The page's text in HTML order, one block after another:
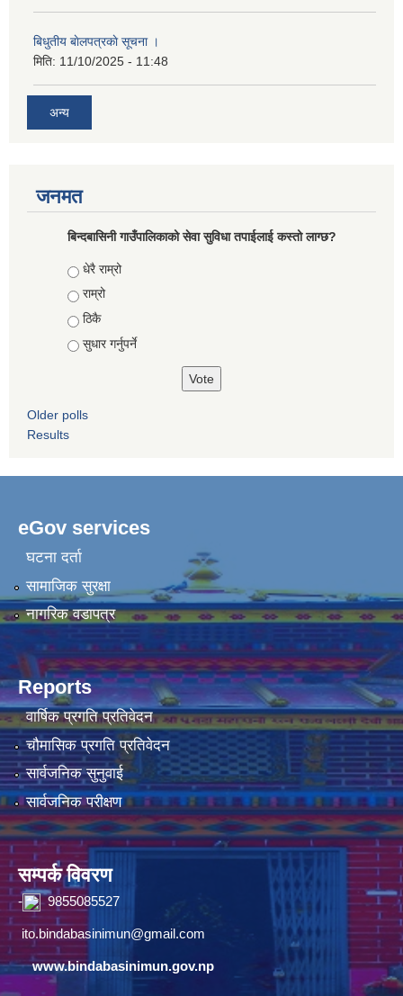
बिधुतीय बाेलपत्रकाे सूचना ।
मिति: 11/10/2025 - 11:48
अन्य
जनमत
बिन्दबासिनी गाउँपालिकाको सेवा सुविधा तपाईलाई कस्तो लाग्छ?
Choices
धेरै राम्रो
राम्रो
ठिकै
सुधार गर्नुपर्ने
Older polls
Results
eGov services
घटना दर्ता
सामाजिक सुरक्षा
नागरिक वडापत्र
Reports
वार्षिक प्रगति प्रतिवेदन
चौमासिक प्रगति प्रतिवेदन
सार्वजनिक सुनुवाई
सार्वजनिक परीक्षण
सम्पर्क विवरण
- 9855085527
ito.bindabasinimun@gmail.com
www.bindabasinimun.gov.np